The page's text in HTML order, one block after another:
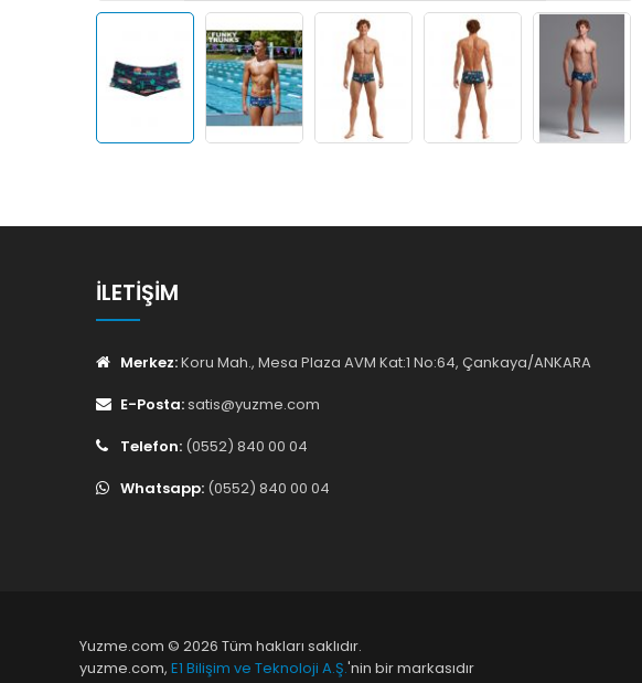
İLETIŞIM
Merkez:Koru Mah., Mesa Plaza AVM Kat:1 No:64, Çankaya/ANKARA
E-Posta:satis@yuzme.com
Telefon: (0552) 840 00 04
Whatsapp: (0552) 840 00 04
Yuzme.com © 2026 Tüm hakları saklıdır.
yuzme.com, E1 Bilişim ve Teknoloji A.Ş.'nin bir markasıdır